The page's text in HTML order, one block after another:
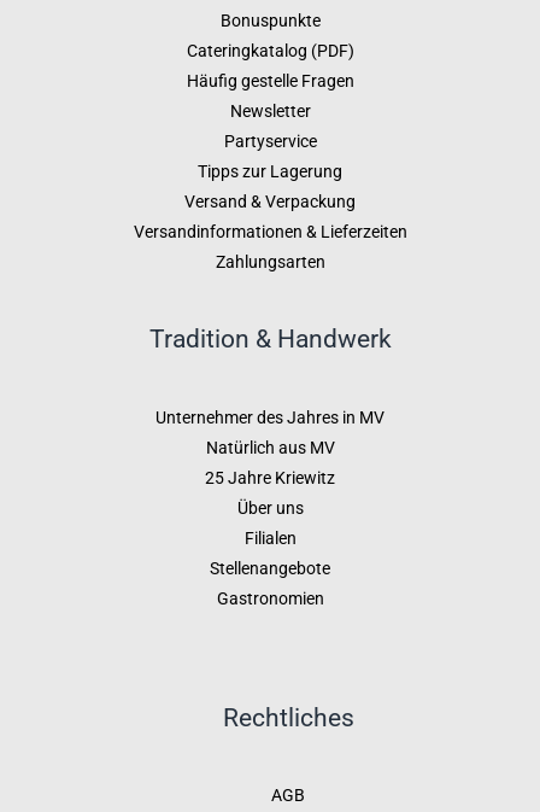
Bonuspunkte
Cateringkatalog (PDF)
Häufig gestelle Fragen
Newsletter
Partyservice
Tipps zur Lagerung
Versand & Verpackung
Versandinformationen & Lieferzeiten
Zahlungsarten
Tradition & Handwerk
Unternehmer des Jahres in MV
Natürlich aus MV
25 Jahre Kriewitz
Über uns
Filialen
Stellenangebote
Gastronomien
Rechtliches
AGB